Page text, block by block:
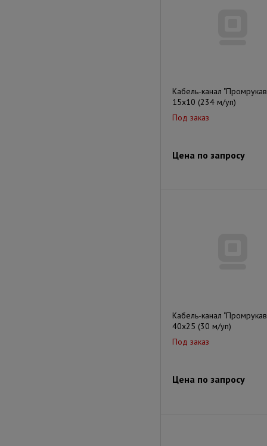
Кабель-канал
15х10 (234 м/уп)
Под заказ
Цена по запросу
Кабель-канал
40х25 (30 м/уп)
Под заказ
Цена по запросу